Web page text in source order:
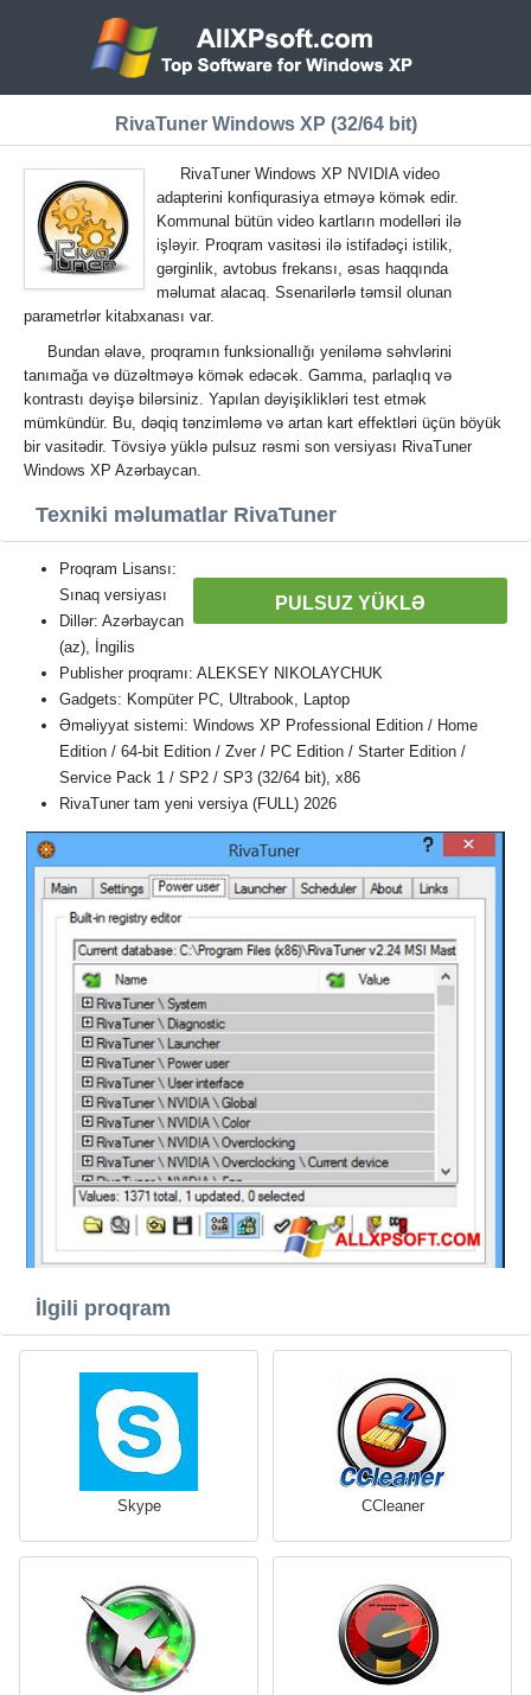
RivaTuner Windows XP (32/64 bit)
RivaTuner Windows XP NVIDIA video
adapterini konfiqurasiya etməyə kömək edir.
Kommunal bütün video kartların modelləri ilə
işləyir. Proqram vasitəsi ilə istifadəçi istilik,
gərginlik, avtobus frekansı, əsas haqqında
məlumat alacaq. Ssenarilərlə təmsil olunan
parametrlər kitabxanası var.
Bundan əlavə, proqramın funksionallığı yeniləmə səhvlərini
tanımağa və düzəltməyə kömək edəcək. Gamma, parlaqlıq və
kontrastı dəyişə bilərsiniz. Yapılan dəyişiklikləri test etmək
mümkündür. Bu, dəqiq tənzimləmə və artan kart effektləri üçün böyük
bir vasitədir. Tövsiyə yüklə pulsuz rəsmi son versiyası RivaTuner
Windows XP Azərbaycan.
Texniki məlumatlar RivaTuner
PULSUZ YÜKLƏ
Proqram Lisansı:
Sınaq versiyası
Dillər: Azərbaycan
(az), İngilis
Publisher proqramı: ALEKSEY NIKOLAYCHUK
Gadgets: Kompüter PC, Ultrabook, Laptop
Əməliyyat sistemi: Windows XP Professional Edition / Home
Edition / 64-bit Edition / Zver / PC Edition / Starter Edition /
Service Pack 1 / SP2 / SP3 (32/64 bit), x86
RivaTuner tam yeni versiya (FULL) 2026
İlgili proqram
Skype CCleaner